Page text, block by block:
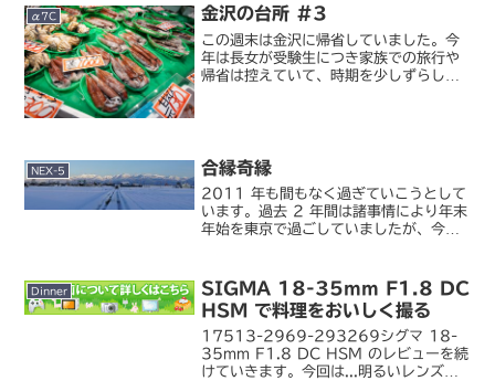
α7C 金沢の台所 #3
この週末は金沢に帰省していました。今
年は長女が受験生につき家族での旅行や
帰省は控えていて、時期を少しずらして
NEX-5 合縁奇縁
2011 年も間もなく過ぎていこうとして
います。過去 2 年間は諸事情により年末
年始を東京で過ごしていましたが、今年
うな積雪で、帰省の飛行機が飛ぶかどう
か危ぶまれ...
Dinner
SIGMA 18-35mm F1.8 DC
HSM で料理をおいしく撮る
17513-2969-293269シグマ 18-
35mm F1.8 DC HSM のレビューを続
けていきます。今回は...明るいレンズを